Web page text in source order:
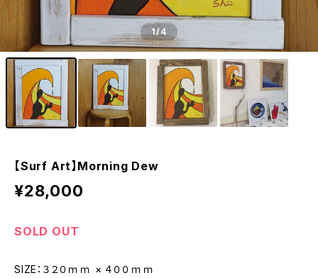
1/4
【Surf Art】Morning Dew
¥28,000
SOLD OUT
SIZE：３２０ｍｍ × ４００ｍｍ